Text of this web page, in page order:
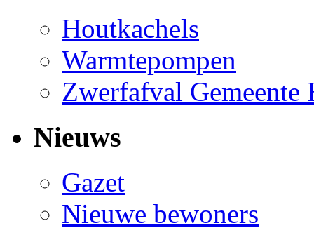
Houtkachels
Warmtepompen
Zwerfafval Gemeente
Nieuws
Gazet
Nieuwe bewoners